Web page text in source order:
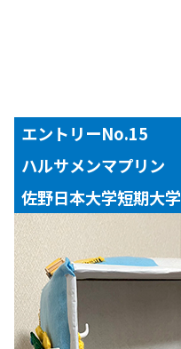
【対象年齢】
エントリーNo.15
ハルサメンマプリン
佐野日本大学短期大学